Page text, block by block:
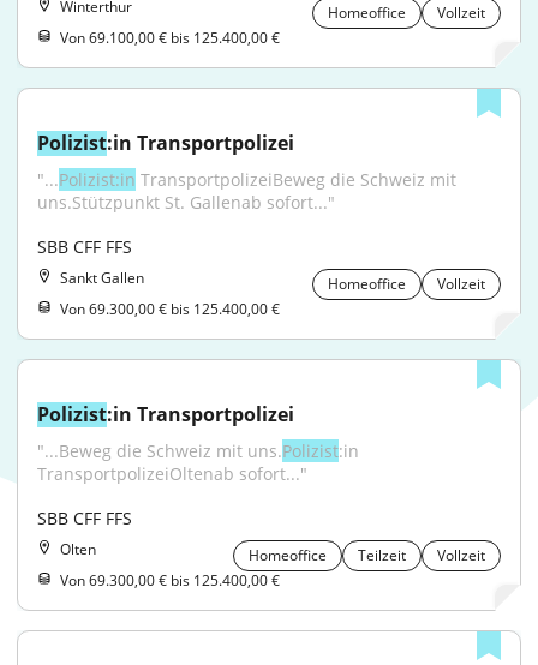
Winterthur Homeoffice
Vollzeit
Von 69.100,00 € bis 125.400,00 €
Polizist:in Transportpolizei
"...Polizist:in TransportpolizeiBeweg die Schweiz mit
uns.Stützpunkt St. Gallenab sofort..."
SBB CFF FFS
Sankt Gallen Homeoffice
Vollzeit
Von 69.300,00 € bis 125.400,00 €
Polizist:in Transportpolizei
"...Beweg die Schweiz mit uns.Polizist:in
TransportpolizeiOltenab sofort..."
SBB CFF FFS
Olten Homeoffice Teilzeit
Vollzeit
Von 69.300,00 € bis 125.400,00 €